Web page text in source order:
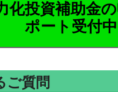
化投資補助金
ポート受付中
ご質問